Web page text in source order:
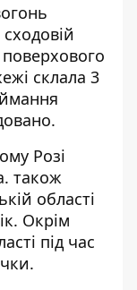
поверхового
склала 3
Розі
. також
області
. Окрім
під час